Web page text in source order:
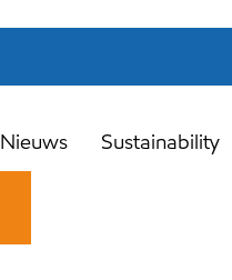
Nieuws Sustainability